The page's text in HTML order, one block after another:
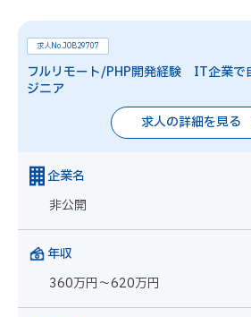
求人No.JOB29707
フルリモート/PHP開発経験 IT企業で
ジニア
求人の詳細を見る
企業名
非公開
年収
360万円～620万円